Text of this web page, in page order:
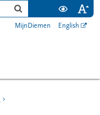
MijnDiemen English